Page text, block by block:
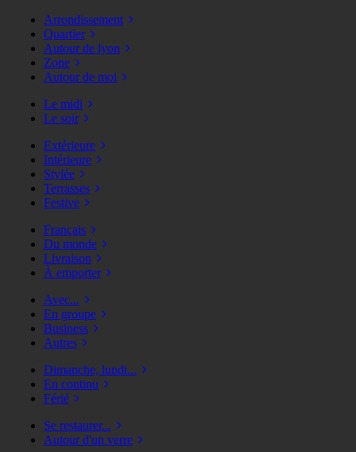
Arrondissement
Quartier
Autour de lyon
Zone
Autour de moi
Le midi
Le soir
Extérieure
Intérieure
Stylée
Terrasses
Festive
Français
Du monde
Livraison
À emporter
Avec...
En groupe
Business
Autres
Dimanche, lundi...
En continu
Férié
Se restaurer...
Autour d'un verre